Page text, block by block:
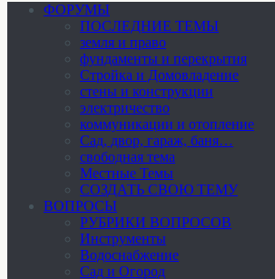
ФОРУМЫ
ПОСЛЕДНИЕ ТЕМЫ
земля и право
фундаменты и перекрытия
Стройка и Домовладение
стены и конструкции
электричество
коммуникации и отопление
Cад, двор, гараж, баня…
свободная тема
Местные Темы
СОЗДАТЬ СВОЮ ТЕМУ
ВОПРОСЫ
РУБРИКИ ВОПРОСОВ
Инструменты
Водоснабжение
Сад и Огород